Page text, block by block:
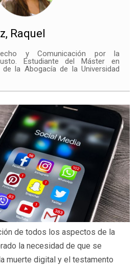
Raquel
y Comunicación por la
Estudiante del Máster en
la Abogacía de la Universidad
de todos los aspectos de la
la necesidad de que se
muerte digital y el testamento